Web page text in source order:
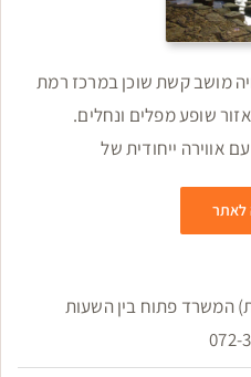
מושב קשת שוכן במרכז רמת
שופע מפלים ונחלים.
אווירה ייחודית של
לאתר
המשרד פתוח בין השעות